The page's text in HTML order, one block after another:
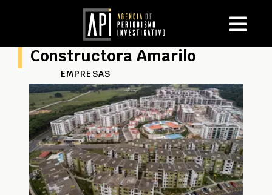
Constructora Amarilo
EMPRESAS